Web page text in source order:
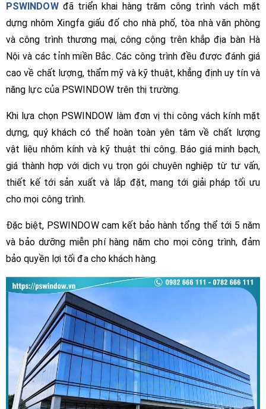
PSWINDOWđã triển khai hàng trăm công trình vách mặt
dựng nhôm Xingfa giấu đố cho nhà phố, tòa nhà văn phòng
và công trình thương mại, công cộng trên khắp địa bàn Hà
Nội và các tỉnh miền Bắc. Các công trình đều được đánh giá
cao về chất lượng, thẩm mỹ và kỹ thuật, khẳng định uy tín và
năng lực của PSWINDOW trên thị trường.
Khi lựa chọn PSWINDOW làm đơn vị thi công vách kính mặt
dựng, quý khách có thể hoàn toàn yên tâm về chất lượng
vật liệu nhôm kính và kỹ thuật thi công. Báo giá minh bạch,
giá thành hợp với dịch vụ trọn gói chuyên nghiệp từ tư vấn,
thiết kế tới sản xuất và lắp đặt, mang tới giải pháp tối ưu
cho mọi công trình.
Đặc biệt, PSWINDOW cam kết bảo hành tổng thể tới 5 năm
và bảo dưỡng miễn phí hàng năm cho mọi công trình, đảm
bảo quyền lợi tối đa cho khách hàng.